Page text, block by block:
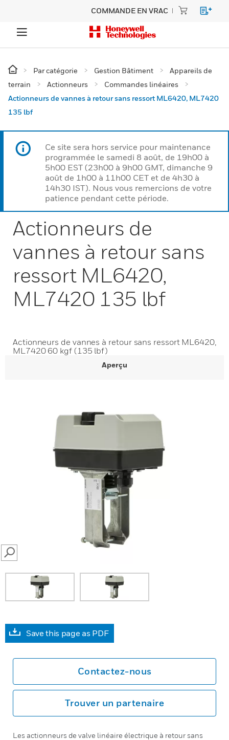
COMMANDE EN VRAC
Par catégorie Gestion Bâtiment
Appareils de
terrain
Actionneurs
Commandes linéaires
Actionneurs de vannes à retour sans ressort ML6420, ML7420
135 lbf
Ce site sera hors service pour maintenance
programmée le samedi 8 août, de 19h00 à
5h00 EST (23h00 à 9h00 GMT, dimanche 9
août de 1h00 à 11h00 CET et de 4h30 à
14h30 IST). Nous vous remercions de votre
patience pendant cette période.
Actionneurs de
vannes à retour sans
ressort ML6420,
ML7420 135 lbf
Actionneurs de vannes à retour sans ressort ML6420,
ML7420 60 kgf (135 lbf)
Aperçu
SEARCH
Save this page as PDF
Contactez-nous
Trouver un partenaire
Les actionneurs de valve linéaire électrique à retour sans